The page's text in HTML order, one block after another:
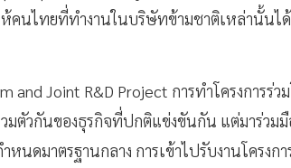
คนไทยที่ทำงานในบริษัทข้ามชาติเหล่านั้นไ
and Joint R&D Project การทำโครงการร่ว
มตัวกันของธุรกิจที่ปกติแข่งขันกัน แต่มาร่วมมื
หนดมาตรฐานกลาง การเข้าไปรับงานโครง